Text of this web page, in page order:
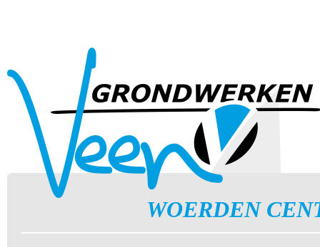
WOERDEN